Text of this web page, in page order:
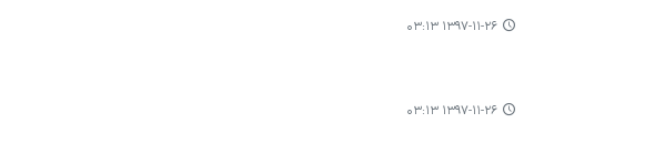
۱۳۹۷-۱۱-۲۶ ۰۳:۱۳
۱۳۹۷-۱۱-۲۶ ۰۳:۱۳